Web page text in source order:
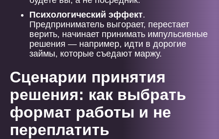
Психологический эффект.
Предприниматель выгорает, перестает
верить, начинает принимать импульсивные
решения — например, идти в дорогие
займы, которые съедают маржу.
Сценарии принятия
решения: как выбрать
формат работы и не
переплатить